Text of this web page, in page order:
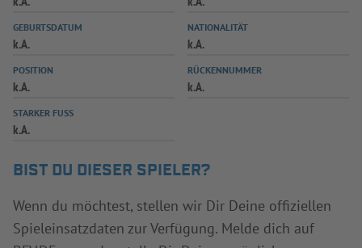
SPIELPLUS
GEBURTSDATUM
k.A.
NATIONALITÄT
k.A.
POSITION
k.A.
RÜCKENNUMMER
k.A.
STARKER FUSS
k.A.
BIST DU DIESER SPIELER?
Wenn du möchtest, stellen wir Dir Deine offiziellen
Spieleinsatzdaten zur Verfügung. Melde dich auf